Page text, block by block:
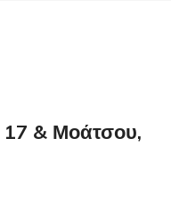
17 & Μοάτσου,